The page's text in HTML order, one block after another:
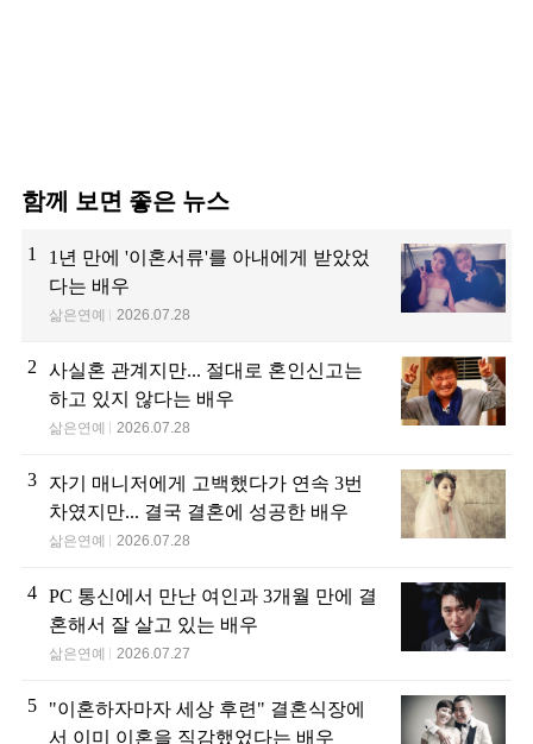
함께 보면 좋은 뉴스
1
1년 만에 '이혼서류'를 아내에게 받았었
다는 배우
삶은연예 2026.07.28
2
사실혼 관계지만... 절대로 혼인신고는
하고 있지 않다는 배우
삶은연예 2026.07.28
3
자기 매니저에게 고백했다가 연속 3번
차였지만... 결국 결혼에 성공한 배우
삶은연예 2026.07.28
4 PC 통신에서 만난 여인과 3개월 만에 결
혼해서 잘 살고 있는 배우
삶은연예 2026.07.27
5
"이혼하자마자 세상 후련" 결혼식장에
서 이미 이혼을 직감했었다는 배우